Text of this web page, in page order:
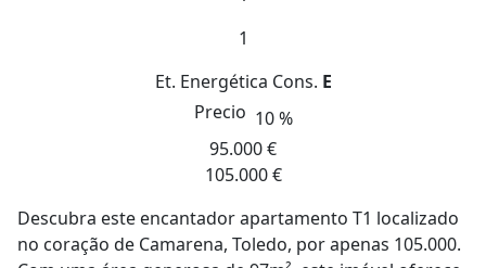
1
Et. Energética Cons. E
Precio 10 %
95.000 €
105.000 €
Descubra este encantador apartamento T1 localizado
no coração de Camarena, Toledo, por apenas 105.000.